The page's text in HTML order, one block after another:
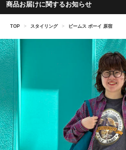
商品お届けに関するお知らせ
TOP > スタイリング > ビームス ボーイ 原宿